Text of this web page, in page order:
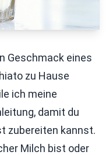
Geschmack eines
zu Hause
ich meine
damit du
zubereiten kannst.
Milch bist oder